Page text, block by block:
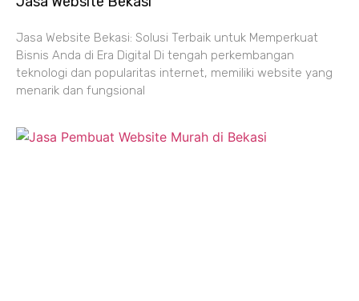
Jasa Website Bekasi: Solusi Terbaik untuk Memperkuat
Bisnis Anda di Era Digital Di tengah perkembangan
teknologi dan popularitas internet, memiliki website yang
menarik dan fungsional